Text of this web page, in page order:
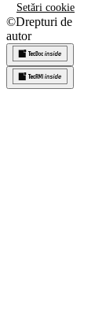
Setări cookie
©Drepturi de
autor